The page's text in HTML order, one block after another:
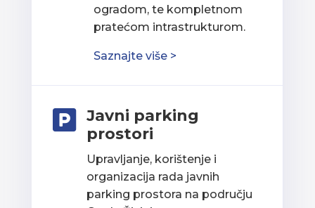
ogradom, te kompletnom
pratećom intrastrukturom.
Saznajte više >

Javni parking
prostori
Upravljanje, korištenje i
organizacija rada javnih
parking prostora na području